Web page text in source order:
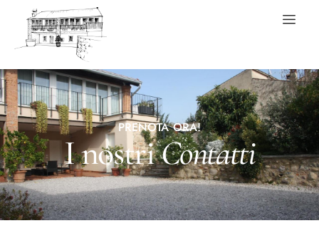
PRENOTA ORA!
I nostriContatti